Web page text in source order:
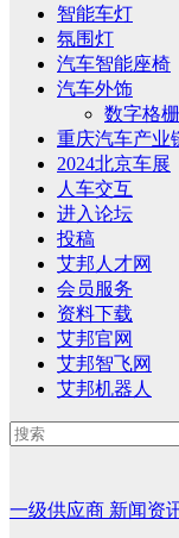
智能车灯
氛围灯
汽车智能座椅
汽车外饰
数字格栅
重庆汽车产业
2024北京车展
人车交互
进入论坛
投稿
艾邦人才网
会员服务
资料下载
艾邦官网
艾邦智飞网
艾邦机器人
一级供应商 新闻资